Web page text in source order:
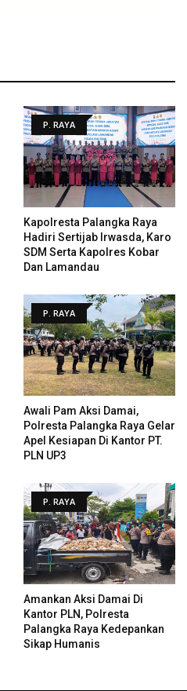
P. RAYA
Kapolresta Palangka Raya
Hadiri Sertijab Irwasda, Karo
SDM Serta Kapolres Kobar
Dan Lamandau
P. RAYA
Awali Pam Aksi Damai,
Polresta Palangka Raya Gelar
Apel Kesiapan Di Kantor PT.
PLN UP3
P. RAYA
Amankan Aksi Damai Di
Kantor PLN, Polresta
Palangka Raya Kedepankan
Sikap Humanis